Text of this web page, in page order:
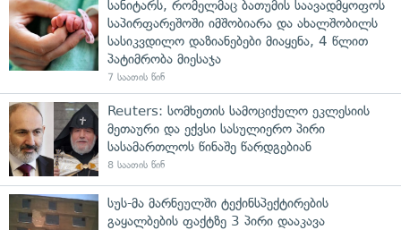
სანიტარს, რომელმაც ბათუმის საავადმყოფოს
საპირფარეშოში იმშობიარა და ახალშობილს
სასიკვდილო დაზიანებები მიაყენა, 4 წლით
პატიმრობა მიესაჯა
7 საათის წინ
Reuters: სომხეთის სამოციქულო ეკლესიის
მეთაური და ექვსი სასულიერო პირი
სასამართლოს წინაშე წარდგებიან
8 საათის წინ
სუს-მა მარნეულში ტექინსპექტირების
გაყალბების ფაქტზე 3 პირი დააკავა